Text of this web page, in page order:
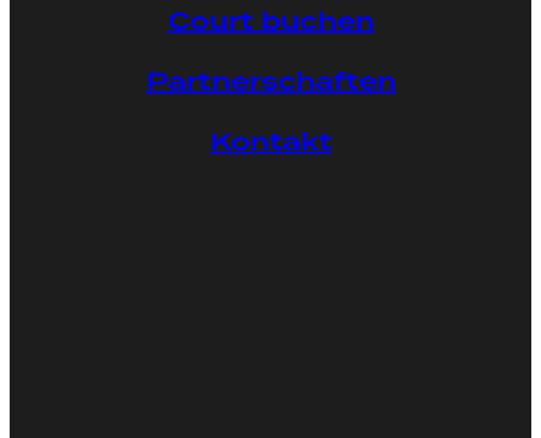
Court buchen
Partnerschaften
Kontakt